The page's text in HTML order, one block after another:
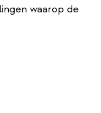
waarop de